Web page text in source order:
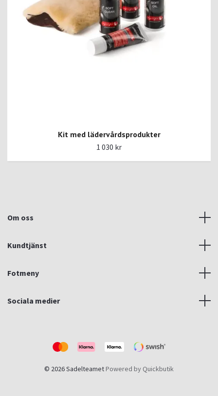
Kit med lädervårdsprodukter
1 030 kr
Om oss
Kundtjänst
Fotmeny
Sociala medier
© 2026 SadelteametPowered by Quickbutik